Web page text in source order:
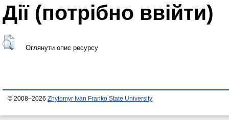
Дії ​​(потрібно ввійти)
Оглянути опис ресурсу
© 2008–2026 Zhytomyr Ivan Franko State University